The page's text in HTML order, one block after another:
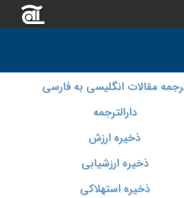
مقالات انگلیسی به فارسی
دارالترجمه
ذخیره ارزش
ذخیره ارزشیابی
ذخیره استهلاکی